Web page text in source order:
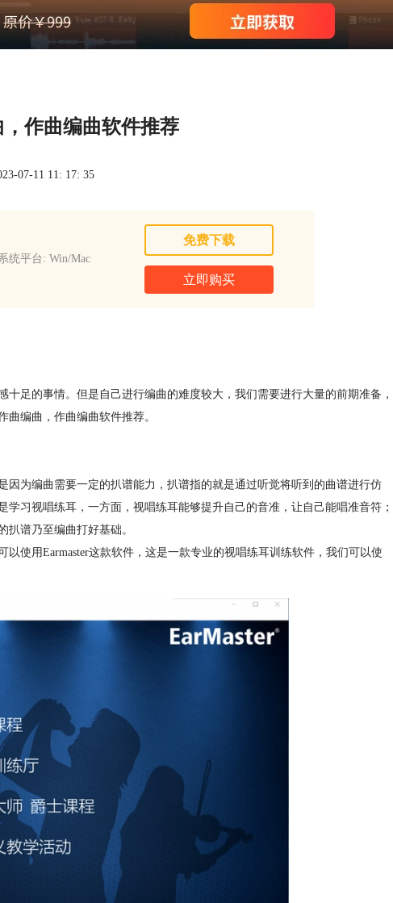
作曲编曲软件推荐
07-11 11: 17: 35
统平台: Win/Mac
免费下载
立即购买
足的事情。但是自己进行编曲的难度较大，我们需要进行大量的前期准备，
编曲，作曲编曲软件推荐。
为编曲需要一定的扒谱能力，扒谱指的就是通过听觉将听到的曲谱进行仿
习视唱练耳，一方面，视唱练耳能够提升自己的音准，让自己能唱准音符；
扒谱乃至编曲打好基础。
使用Earmaster这款软件，这是一款专业的视唱练耳训练软件，我们可以使